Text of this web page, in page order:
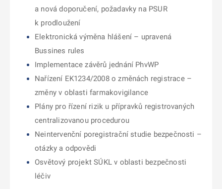
a nová doporučení, požadavky na PSUR
k prodloužení
Elektronická výměna hlášení – upravená
Bussines rules
Implementace závěrů jednání PhvWP
Nařízení EK1234/2008 o změnách registrace –
změny v oblasti farmakovigilance
Plány pro řízení rizik u přípravků registrovaných
centralizovanou procedurou
Neintervenční poregistrační studie bezpečnosti –
otázky a odpovědi
Osvětový projekt SÚKL v oblasti bezpečnosti
léčiv